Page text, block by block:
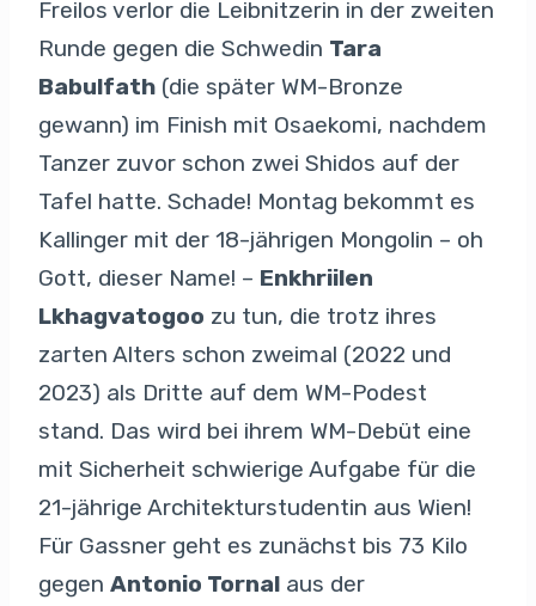
Freilos verlor die Leibnitzerin in der zweiten
Runde gegen die Schwedin Tara
Babulfath (die später WM-Bronze
gewann) im Finish mit Osaekomi, nachdem
Tanzer zuvor schon zwei Shidos auf der
Tafel hatte. Schade! Montag bekommt es
Kallinger mit der 18-jährigen Mongolin – oh
Gott, dieser Name! – Enkhriilen
Lkhagvatogoo zu tun, die trotz ihres
zarten Alters schon zweimal (2022 und
2023) als Dritte auf dem WM-Podest
stand. Das wird bei ihrem WM-Debüt eine
mit Sicherheit schwierige Aufgabe für die
21-jährige Architekturstudentin aus Wien!
Für Gassner geht es zunächst bis 73 Kilo
gegen Antonio Tornal aus der